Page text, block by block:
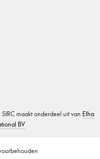
maakt onderdeel uit van Elha
BV